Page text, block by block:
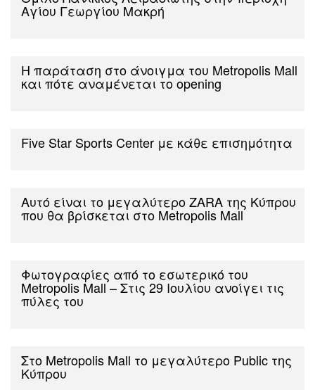
Αγίου Γεωργίου Μακρή
Η παράταση στο άνοιγμα του Metropolis Mall
και πότε αναμένεται το opening
Five Star Sports Center με κάθε επισημότητα
Αυτό είναι το μεγαλύτερο ZARA της Κύπρου
που θα βρίσκεται στο Metropolis Μall
Φωτογραφίες από το εσωτερικό του
Metropolis Mall – Στις 29 Ιουλίου ανοίγει τις
πύλες του
Στο Metropolis Mall το μεγαλύτερο Public της
Κύπρου